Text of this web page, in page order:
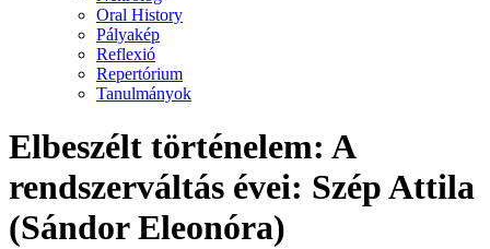
Oral History
Pályakép
Reflexió
Repertórium
Tanulmányok
Elbeszélt történelem: A
rendszerváltás évei: Szép Attila
(Sándor Eleonóra)